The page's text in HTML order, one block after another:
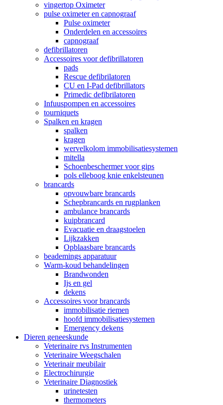
vingertop Oximeter
pulse oximeter en capnograaf
Pulse oximeter
Onderdelen en accessoires
capnograaf
defibrillatoren
Accessoires voor defibrillatoren
pads
Rescue defibrilatoren
CU en I-Pad defibrillators
Primedic defibrilatoren
Infuuspompen en accessoires
tourniquets
Spalken en kragen
spalken
kragen
wervelkolom immobilisatiesystemen
mitella
Schoenbeschermer voor gips
pols elleboog knie enkelsteunen
brancards
opvouwbare brancards
Schepbrancards en rugplanken
ambulance brancards
kuipbrancard
Evacuatie en draagstoelen
Lijkzakken
Opblaasbare brancards
beademings apparatuur
Warm-koud behandelingen
Brandwonden
Ijs en gel
dekens
Accessoires voor brancards
immobilisatie riemen
hoofd immobilisatiesystemen
Emergency dekens
Dieren geneeskunde
Veterinaire rvs Instrumenten
Veterinaire Weegschalen
Veterinair meubilair
Electrochirurgie
Veterinaire Diagnostiek
urinetesten
thermometers